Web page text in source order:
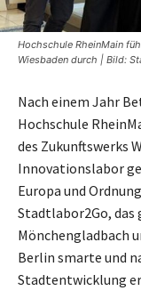
Hochschule RheinMain
Wiesbaden durch | Bild:
Nach einem Jahr
Hochschule
des Zukunftswerks
Innovationslabor
Europa und
Stadtlabor2Go,
Mönchengladbach
Berlin smarte und
Stadtentwicklung